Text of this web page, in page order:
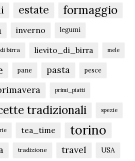
estate formaggio
inverno legumi
birra lievito_di_birra mele
pane pasta pesce
primi_piatti
tradizionali spezie
tea_time torino
tradizione travel USA